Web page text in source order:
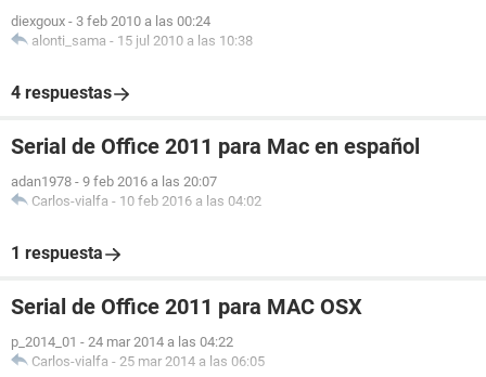
diexgoux - 3 feb 2010 a las 00:24
alonti_sama - 15 jul 2010 a las 10:38
4 respuestas
Serial de Office 2011 para Mac en español
adan1978 - 9 feb 2016 a las 20:07
Carlos-vialfa - 10 feb 2016 a las 04:02
1 respuesta
Serial de Office 2011 para MAC OSX
p_2014_01 - 24 mar 2014 a las 04:22
Carlos-vialfa - 25 mar 2014 a las 06:05